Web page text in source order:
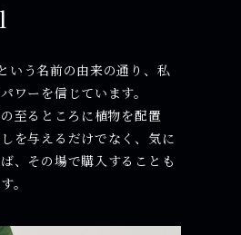
いう名前の由来の通り、私
ワーを信じています。
至るところに植物を配置
を与えるだけでなく、気に
、その場で購入することも
。